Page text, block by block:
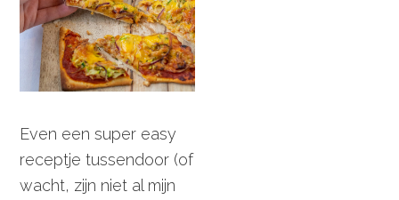
Even een super easy
receptje tussendoor (of
wacht, zijn niet al mijn